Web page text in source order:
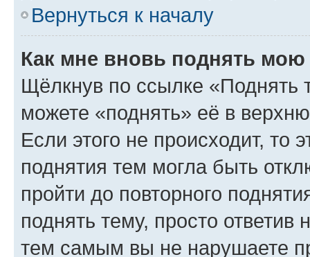
Вернуться к началу
Как мне вновь поднять мою
Щёлкнув по ссылке «Поднять
можете «поднять» её в
Если этого не происходит, то
поднятия тем могла быть
пройти до повторного
поднять тему, просто ответив
тем самым вы не нарушаете